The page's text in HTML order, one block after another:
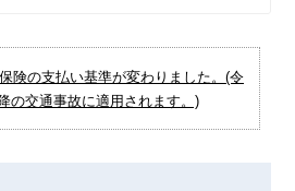
険の支払い基準が変わりました。(令
の交通事故に適用されます。)